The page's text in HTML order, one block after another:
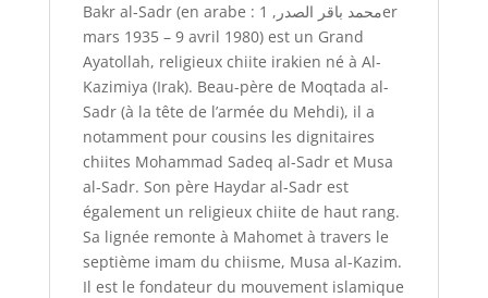
Bakr al-Sadr (en arabe : محمد باقر الصدر, 1er
mars 1935 – 9 avril 1980) est un Grand
Ayatollah, religieux chiite irakien né à Al-
Kazimiya (Irak). Beau-père de Moqtada al-
Sadr (à la tête de l’armée du Mehdi), il a
notamment pour cousins les dignitaires
chiites Mohammad Sadeq al-Sadr et Musa
al-Sadr. Son père Haydar al-Sadr est
également un religieux chiite de haut rang.
Sa lignée remonte à Mahomet à travers le
septième imam du chiisme, Musa al-Kazim.
Il est le fondateur du mouvement islamique